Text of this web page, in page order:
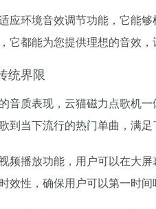
应环境音效调节功能，它能
它都能为您提供理想的音效，
统界限
音质表现，云猫磁力点歌机
到当下流行的热门单曲，满
频播放功能，用户可以在大
效性，确保用户可以第一时